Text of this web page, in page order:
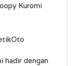
Kuromi
hadir dengan